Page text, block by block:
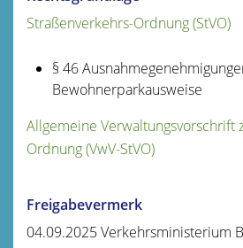
Straßenverkehrs-Ordnung (StVO)
§ 46
Bewohnerparkausweise
Allgemeine Verwaltungsvorschrift
Ordnung (VwV-StVO)
Freigabevermerk
04.09.2025 Verkehrsministerium